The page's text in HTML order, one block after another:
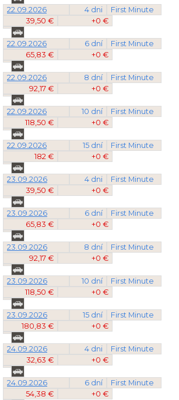
22.09.2026 4 dni
First Minute
39,50 €
+0 €
22.09.2026 6 dní
First Minute
65,83 €
+0 €
22.09.2026 8 dní
First Minute
92,17 €
+0 €
22.09.2026 10 dní
First Minute
118,50 €
+0 €
22.09.2026 15 dní
First Minute
182 €
+0 €
23.09.2026 4 dni
First Minute
39,50 €
+0 €
23.09.2026 6 dní
First Minute
65,83 €
+0 €
23.09.2026 8 dní
First Minute
92,17 €
+0 €
23.09.2026 10 dní
First Minute
118,50 €
+0 €
23.09.2026 15 dní
First Minute
180,83 €
+0 €
24.09.2026 4 dni
First Minute
32,63 €
+0 €
24.09.2026 6 dní
First Minute
54,38 €
+0 €